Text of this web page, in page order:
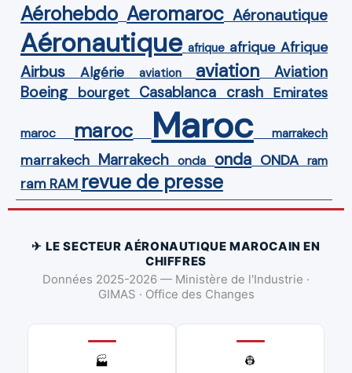
Aérohebdo Aeromaroc Aéronautique
Aéronautique afrique afrique Afrique
Airbus Algérie aviation aviation Aviation
Boeing bourget Casablanca crash Emirates
maroc maroc Maroc marrakech
marrakech Marrakech onda onda ONDA ram
ram RAM revue de presse
✈ LE SECTEUR AÉRONAUTIQUE MAROCAIN EN
CHIFFRES
Données 2025-2026 — Ministère de l'Industrie ·
GIMAS · Office des Changes
🏭
👷